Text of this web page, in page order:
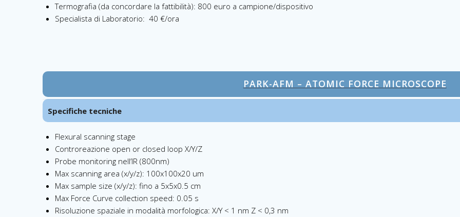
Termografia (da concordare la fattibilità): 800 euro a campione/dispositivo
Specialista di Laboratorio: 40 €/ora
PARK-AFM – ATOMIC FORCE MICROSCOPE
Specifiche tecniche
Flexural scanning stage
Controreazione open or closed loop X/Y/Z
Probe monitoring nell’IR (800nm)
Max scanning area (x/y/z): 100x100x20 um
Max sample size (x/y/z): fino a 5x5x0.5 cm
Max Force Curve collection speed: 0.05 s
Risoluzione spaziale in modalità morfologica: X/Y < 1 nm Z < 0,3 nm